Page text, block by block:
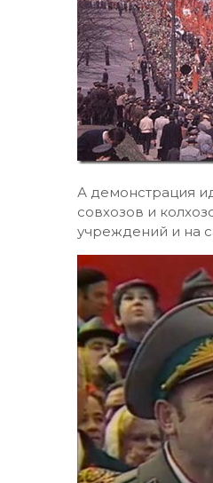
А демонстрация
совхозов и
учреждений и на